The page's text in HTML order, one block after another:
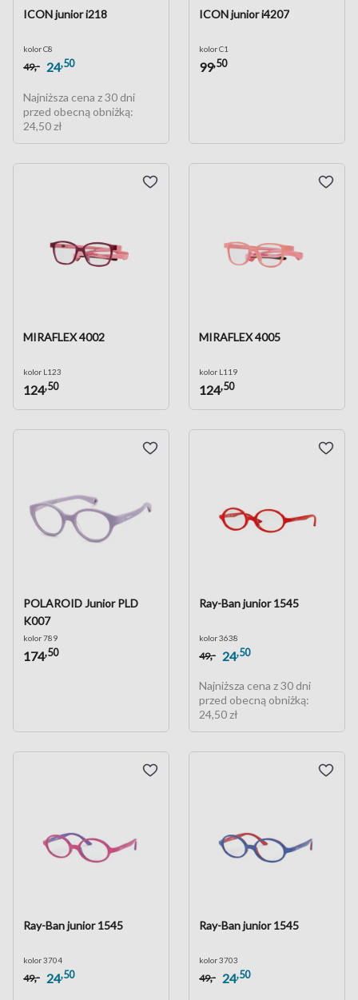
ICON junior i218
kolor C8
49,- 24,50
Najniższa cena z 30 dni
przed obecną obniżką:
24,50 zł
ICON junior i4207
kolor C1
99,50
MIRAFLEX 4002
kolor L123
124,50
MIRAFLEX 4005
kolor L119
124,50
POLAROID Junior PLD
K007
kolor 789
174,50
Ray-Ban junior 1545
kolor 3638
49,- 24,50
Najniższa cena z 30 dni
przed obecną obniżką:
24,50 zł
Ray-Ban junior 1545
kolor 3704
49,- 24,50
Ray-Ban junior 1545
kolor 3703
49,- 24,50